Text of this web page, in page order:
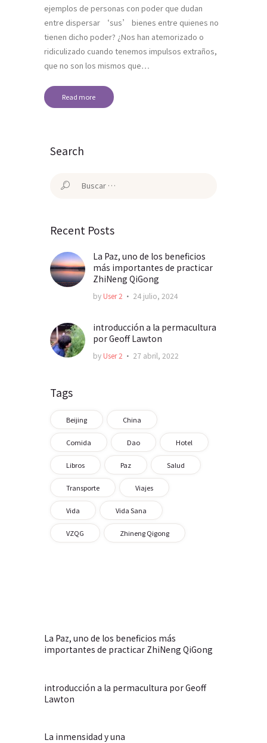
ejemplos de personas con poder que dudan
entre dispersar ‘sus’ bienes entre quienes no
tienen dicho poder? ¿Nos han atemorizado o
ridiculizado cuando tenemos impulsos extraños,
que no son los mismos que…
Read more
Search
Buscar:
Recent Posts
La Paz, uno de los beneficios
más importantes de practicar
ZhiNeng QiGong
by User 2 24 julio, 2024
introducción a la permacultura
por Geoff Lawton
by User 2 27 abril, 2022
Tags
Beijing China
Comida Dao Hotel
Libros Paz Salud
Transporte Viajes
Vida Vida Sana
VZQG Zhineng Qigong
La Paz, uno de los beneficios más
importantes de practicar ZhiNeng QiGong
introducción a la permacultura por Geoff
Lawton
La inmensidad y una